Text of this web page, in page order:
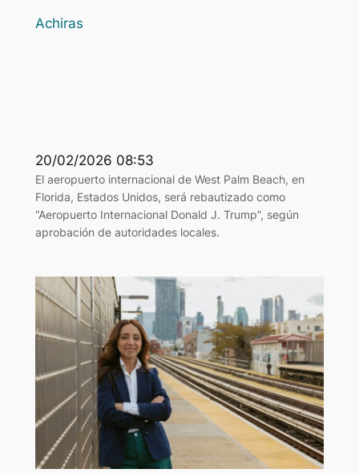
Achiras
20/02/2026 08:53
El aeropuerto internacional de West Palm Beach, en
Florida, Estados Unidos, será rebautizado como
“Aeropuerto Internacional Donald J. Trump”, según
aprobación de autoridades locales.